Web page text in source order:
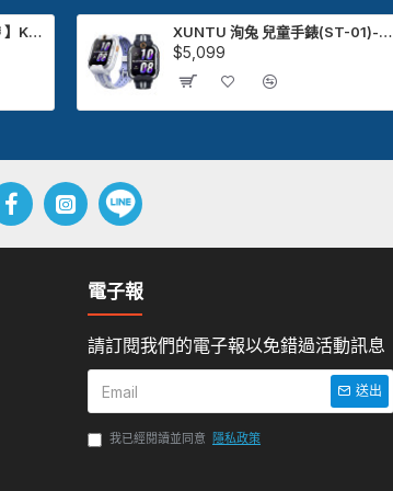
【 限定送翻譯耳機+原廠錶帶 】Kieslect Actor GPS 智慧運動陶瓷腕錶 XUNTU 洵兔 兒童手錶(ST-01)-守護聽 守護看
$5,099
電子報
請訂閱我們的電子報以免錯過活動訊息
送出
我已經閱讀並同意 隱私政策